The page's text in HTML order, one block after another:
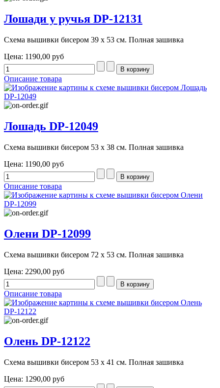
Лошади у ручья DP-12131
Схема вышивки бисером 39 х 53 см. Полная зашивка
Цена: 1190,00 руб
Описание товара
Лошадь DP-12049
Схема вышивки бисером 53 х 38 см. Полная зашивка
Цена: 1190,00 руб
Описание товара
Олени DP-12099
Схема вышивки бисером 72 х 53 см. Полная зашивка
Цена: 2290,00 руб
Описание товара
Олень DP-12122
Схема вышивки бисером 53 х 41 см. Полная зашивка
Цена: 1290,00 руб